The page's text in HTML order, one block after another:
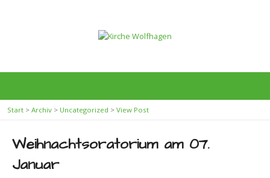
Start > Archiv > Uncategorized > View Post
Weihnachtsoratorium am 07.
Januar